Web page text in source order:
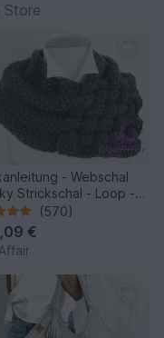
Store
- Webschal
Strickschal - Loop -
(570)
€